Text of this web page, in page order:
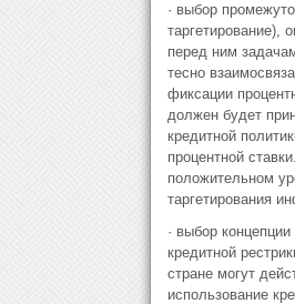
· выбор
таргетирование),
перед ним
тесно
фиксации
должен будет
кредитной
процентной
положительном
таргетирования
· выбор
кредитной
стране могут
использование